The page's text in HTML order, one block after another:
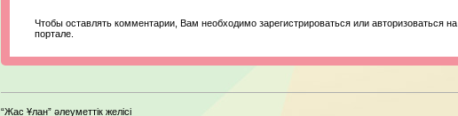
Чтобы оставлять комментарии, Вам необходимо зарегистрироваться или авторизоваться на
портале.
“Жас Ұлан” әлеуметтік желісі